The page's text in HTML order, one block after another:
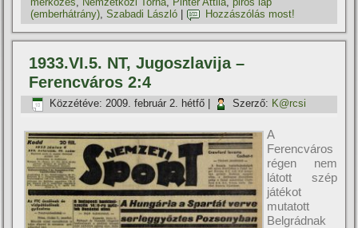
(emberhátrány),Szabadi László Hozzászólás most!
1933.VI.5. NT, Jugoszlavija –
Ferencváros 2:4
Közzétéve: 2009. február 2. hétfő Szerző: K@rcsi
A
Ferencváros
régen nem
látott szép
játékot
mutatott
Belgrádnak